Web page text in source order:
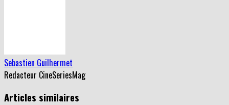
Sebastien Guilhermet
Redacteur CineSeriesMag
Articles similaires